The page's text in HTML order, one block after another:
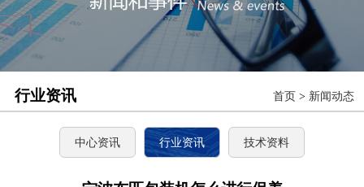
行业资讯 首页 > 新闻动态
中心资讯 行业资讯 技术资料
切边机
布匹包装机